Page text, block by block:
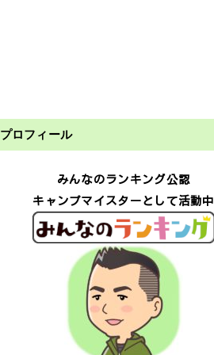
プロフィール
みんなのランキング公認
キャンプマイスターとして活動中